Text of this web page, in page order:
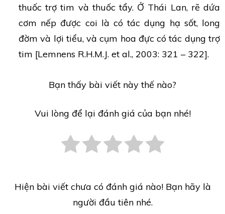
thuốc trợ tim và thuốc tẩy. Ở Thái Lan, rẽ dứa
cơm nếp được coi là có tác dụng hạ sốt, long
đờm và lợi tiểu, và cụm hoa đực có tác dụng trợ
tim [Lemnens R.H.M.J. et al., 2003: 321 – 322].
Bạn thấy bài viết này thế nào?
Vui lòng để lại đánh giá của bạn nhé!
Hiện bài viết chưa có đánh giá nào! Bạn hãy là
người đầu tiên nhé.